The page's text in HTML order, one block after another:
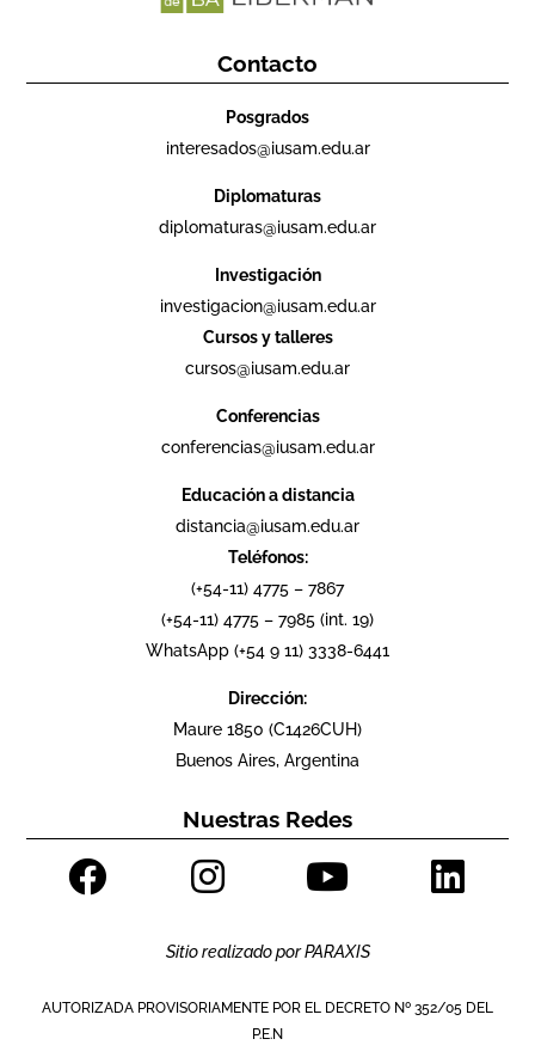
Contacto
Posgrados
interesados@iusam.edu.ar
Diplomaturas
diplomaturas@iusam.edu.ar
Investigación
investigacion@iusam.edu.ar
Cursos y talleres
cursos@iusam.edu.ar
Conferencias
conferencias@iusam.edu.ar
Educación a distancia
distancia@iusam.edu.ar
Teléfonos:
(+54-11) 4775 – 7867
(+54-11) 4775 – 7985 (int. 19)
WhatsApp (+54 9 11) 3338-6441
Dirección:
Maure 1850 (C1426CUH)
Buenos Aires, Argentina
Nuestras Redes
Sitio realizado porPARAXIS
AUTORIZADA PROVISORIAMENTE POR EL DECRETO Nº 352/05 DEL
P.E.N